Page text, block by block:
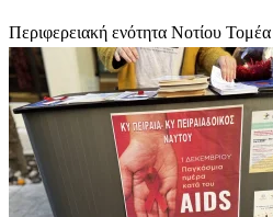
Περιφερειακή ενότητα Νοτίου